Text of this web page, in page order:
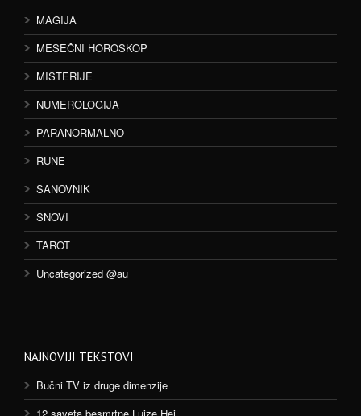
MAGIJA
MESEČNI HOROSKOP
MISTERIJE
NUMEROLOGIJA
PARANORMALNO
RUNE
SANOVNIK
SNOVI
TAROT
Uncategorized @au
NAJNOVIJI TEKSTOVI
Bučni TV iz druge dimenzije